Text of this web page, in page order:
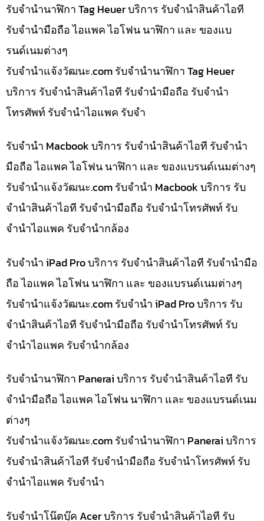
รับจำนำนาฬิกา Tag Heuer บริการ รับจำนำสินค้าไอที
รับจำนำมือถือ ไอแพค ไอโฟน นาฬิกา และ ของแบ
รนด์เนมต่างๆ
รับจํานําแจ้งวัฒนะ.com รับจำนำนาฬิกา Tag Heuer
บริการ รับจำนำสินค้าไอที รับจำนำมือถือ รับจำนำ
โทรศัพท์ รับจำนำไอแพค รับจำ
รับจำนำ Macbook บริการ รับจำนำสินค้าไอที รับจำนำ
มือถือ ไอแพค ไอโฟน นาฬิกา และ ของแบรนด์เนมต่างๆ
รับจํานําแจ้งวัฒนะ.com รับจำนำ Macbook บริการ รับ
จำนำสินค้าไอที รับจำนำมือถือ รับจำนำโทรศัพท์ รับ
จำนำไอแพค รับจำนำกล้อง
รับจำนำ iPad Pro บริการ รับจำนำสินค้าไอที รับจำนำมือ
ถือ ไอแพค ไอโฟน นาฬิกา และ ของแบรนด์เนมต่างๆ
รับจํานําแจ้งวัฒนะ.com รับจำนำ iPad Pro บริการ รับ
จำนำสินค้าไอที รับจำนำมือถือ รับจำนำโทรศัพท์ รับ
จำนำไอแพค รับจำนำกล้อง
รับจำนำนาฬิกา Panerai บริการ รับจำนำสินค้าไอที รับ
จำนำมือถือ ไอแพค ไอโฟน นาฬิกา และ ของแบรนด์เนม
ต่างๆ
รับจํานําแจ้งวัฒนะ.com รับจำนำนาฬิกา Panerai บริการ
รับจำนำสินค้าไอที รับจำนำมือถือ รับจำนำโทรศัพท์ รับ
จำนำไอแพค รับจำนำ
รับจำนำโน๊ตบุ๊ค Acer บริการ รับจำนำสินค้าไอที รับ